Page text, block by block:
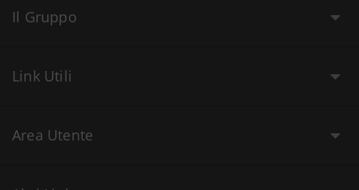
Il Gruppo
Link Utili
Area Utente